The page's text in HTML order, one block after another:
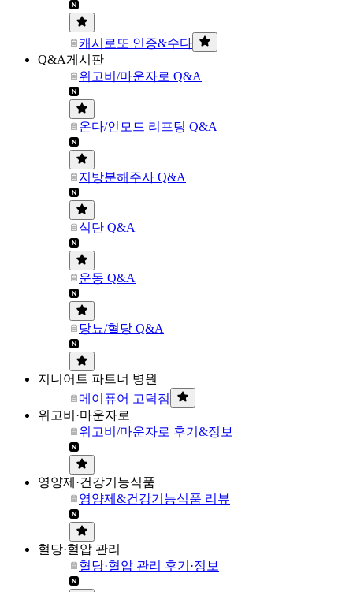
캐시로또 인증&수다
Q&A게시판
위고비/마운자로 Q&A
온다/인모드 리프팅 Q&A
지방분해주사 Q&A
식단 Q&A
운동 Q&A
당뇨/혈당 Q&A
지니어트 파트너 병원
메이퓨어 고덕점
위고비·마운자로
위고비/마운자로 후기&정보
영양제·건강기능식품
영양제&건강기능식품 리뷰
혈당·혈압 관리
혈당·혈압 관리 후기·정보